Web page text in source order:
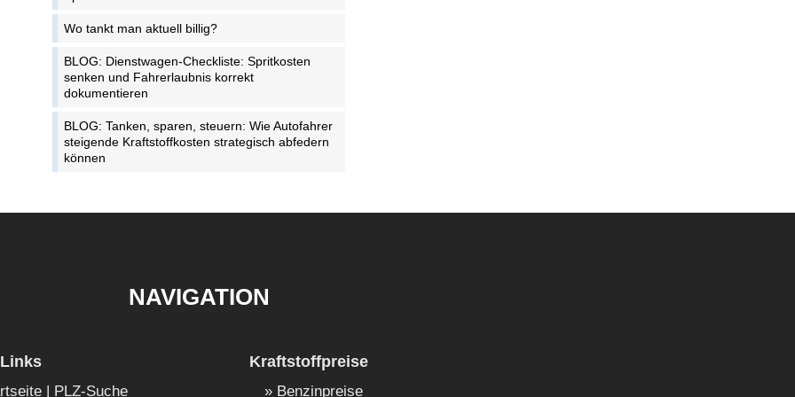
Wo tankt man aktuell billig?
BLOG: Dienstwagen-Checkliste: Spritkosten
senken und Fahrerlaubnis korrekt
dokumentieren
BLOG: Tanken, sparen, steuern: Wie Autofahrer
steigende Kraftstoffkosten strategisch abfedern
können
NAVIGATION
| PLZ-Suche
Kraftstoffpreise
Benzinpreise